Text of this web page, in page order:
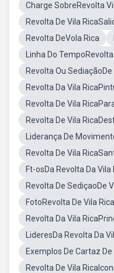
Charge SobreRevolta
Revolta De Vila
Revolta DeVola Rica
Linha Do
Revolta Ou SediaçãoDe
Revolta Da Vila
Revolta De Vila
Revolta De Vila
Liderança De
Revolta De Vila
Ft-osDa Revolta Da Vila
Revolta De SediçaoDe
FotoRevolta De Vila Rica
Revolta Da Vila
LideresDa Revolta Da
Exemplos De Cartaz
Revolta De Vila